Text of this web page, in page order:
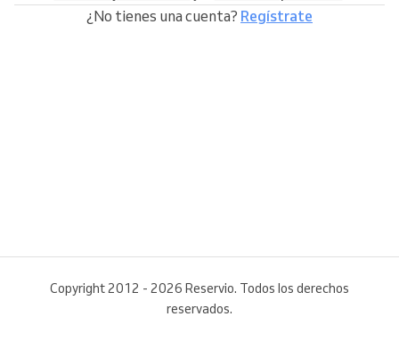
¿No tienes una cuenta? Regístrate
Copyright 2012 - 2026 Reservio. Todos los derechos
reservados.